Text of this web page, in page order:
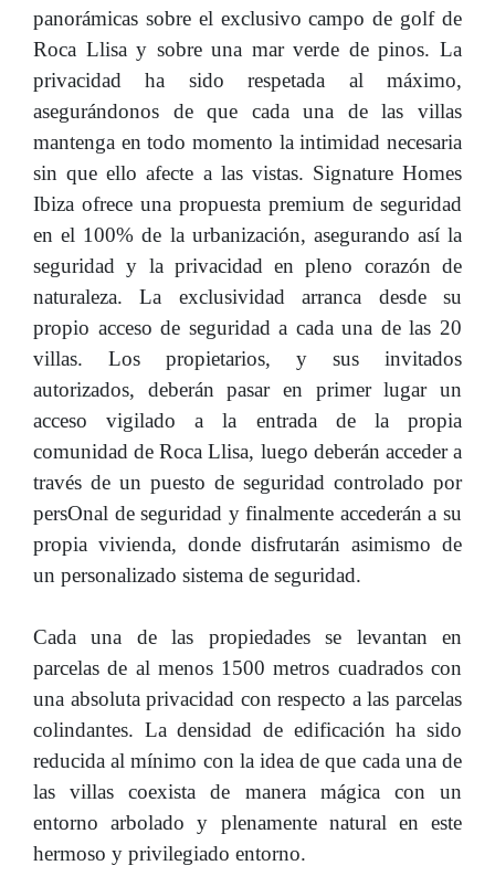
panorámicas sobre el exclusivo campo de golf de
Roca Llisa y sobre una mar verde de pinos. La
privacidad ha sido respetada al máximo,
asegurándonos de que cada una de las villas
mantenga en todo momento la intimidad necesaria
sin que ello afecte a las vistas. Signature Homes
Ibiza ofrece una propuesta premium de seguridad
en el 100% de la urbanización, asegurando así la
seguridad y la privacidad en pleno corazón de
naturaleza. La exclusividad arranca desde su
propio acceso de seguridad a cada una de las 20
villas. Los propietarios, y sus invitados
autorizados, deberán pasar en primer lugar un
acceso vigilado a la entrada de la propia
comunidad de Roca Llisa, luego deberán acceder a
través de un puesto de seguridad controlado por
persOnal de seguridad y finalmente accederán a su
propia vivienda, donde disfrutarán asimismo de
un personalizado sistema de seguridad.
Cada una de las propiedades se levantan en
parcelas de al menos 1500 metros cuadrados con
una absoluta privacidad con respecto a las parcelas
colindantes. La densidad de edificación ha sido
reducida al mínimo con la idea de que cada una de
las villas coexista de manera mágica con un
entorno arbolado y plenamente natural en este
hermoso y privilegiado entorno.